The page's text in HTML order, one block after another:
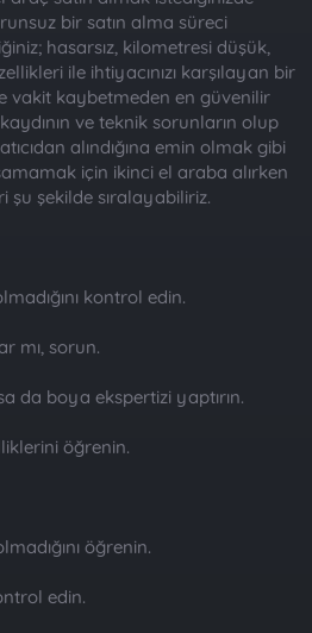
bir satın alma süreci
hasarsız, kilometresi düşük,
ile ihtiyacınızı karşılayan bir
vakit kaybetmeden en güvenilir
ve teknik sorunların olup
alındığına emin olmak gibi
için ikinci el araba alırken
şu şekilde sıralayabiliriz.
kontrol edin.
mı, sorun.
da boya ekspertizi yaptırın.
öğrenin.
öğrenin.
edin.